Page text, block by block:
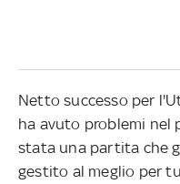
Netto successo per
ha avuto problemi nel
stata una partita che
gestito al meglio per